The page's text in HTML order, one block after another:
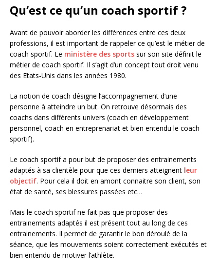
Qu’est ce qu’un coach sportif ?
Avant de pouvoir aborder les différences entre ces deux
professions, il est important de rappeler ce qu’est le métier de
coach sportif. Le ministère des sports sur son site définit le
métier de coach sportif. Il s’agit d’un concept tout droit venu
des Etats-Unis dans les années 1980.
La notion de coach désigne l’accompagnement d’une
personne à atteindre un but. On retrouve désormais des
coachs dans différents univers (coach en développement
personnel, coach en entreprenariat et bien entendu le coach
sportif).
Le coach sportif a pour but de proposer des entrainements
adaptés à sa clientèle pour que ces derniers atteignent leur
objectif. Pour cela il doit en amont connaitre son client, son
état de santé, ses blessures passées etc…
Mais le coach sportif ne fait pas que proposer des
entrainements adaptés il est présent tout au long de ces
entrainements. Il permet de garantir le bon déroulé de la
séance, que les mouvements soient correctement exécutés et
bien entendu de motiver l’athlète.